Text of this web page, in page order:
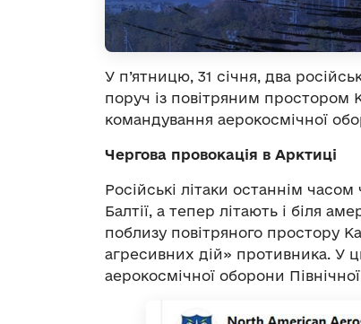
У п’ятницю, 31 січня, два
поруч із повітряним простором
командування аерокосмічної
Чергова провокація в Арктиці
Російські літаки останнім
Балтії, а тепер літають і біля
поблизу повітряного простору
агресивних дій» противника. У
аерокосмічної оборони